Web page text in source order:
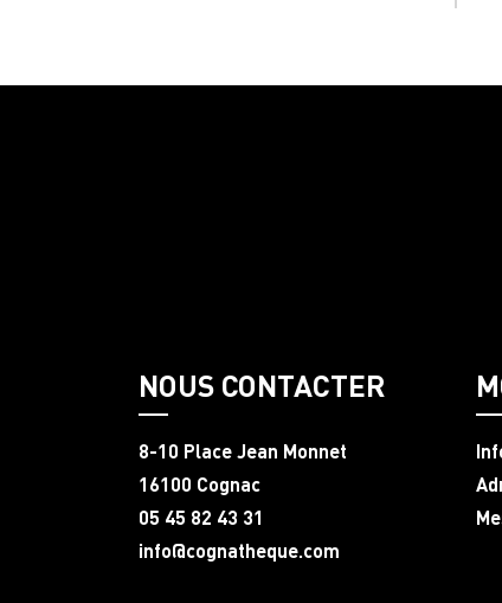
NOUS CONTACTER
8-10 Place Jean Monnet
16100 Cognac
05 45 82 43 31
info@cognatheque.com